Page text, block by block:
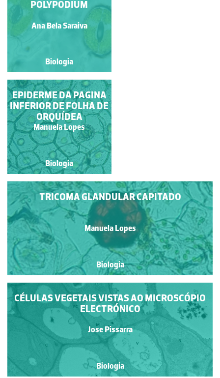
EPIDERME FOLIAR
Manuela Lopes
Biologia
POLYPODIUM
Ana Bela Saraiva
Biologia
EPIDERME FOLIAR,
ESTOMAS E
TRICOMAS
Jose Pissarra
Biologia
EPIDERME DA PAGINA
INFERIOR DE FOLHA DE
ORQUÍDEA
Manuela Lopes
Biologia
TRICOMA GLANDULAR CAPITADO
Manuela Lopes
Biologia
CÉLULAS VEGETAIS VISTAS AO MICROSCÓPIO
ELECTRÓNICO
Jose Pissarra
Biologia